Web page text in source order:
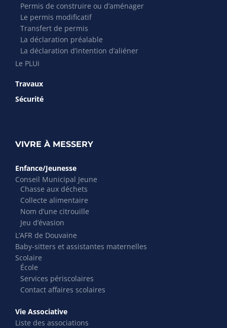
Permis de construire ou d’aménager
Le permis modificatif
Transfert de permis
La déclaration préalable
La déclaration d’intention d’aliéner
Le PLUi
Travaux
Sécurité
VIVRE À MESSERY
Enfance/Jeunesse
Conseil Municipal Jeune
Chasse aux déchets
Collecte alimentaire
Nom d’une citrouille
Jeu d’évasion
L’AFR de Douvaine
Baby-sitters et assistantes maternelles
Scolaire
École
Services périscolaires
Contact affaires scolaires
Vie Associative
Liste des associations